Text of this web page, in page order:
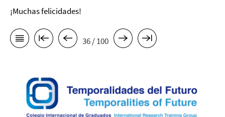
¡Muchas felicidades!
36 / 100